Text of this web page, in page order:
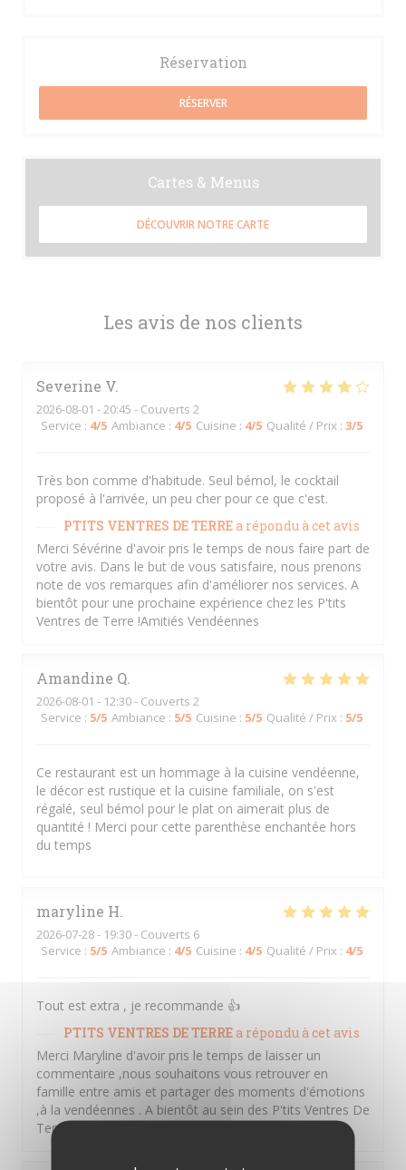
Les avis de nos clients
Severine V
2026-08-01 - 20:45 - Couverts 2
Service : 4/5 Ambiance : 4/5 Cuisine : 4/5 Qualité / Prix : 3/5
Très bon comme d'habitude. Seul bémol, le cocktail
proposé à l'arrivée, un peu cher pour ce que c'est.
PTITS VENTRES DE TERREa répondu à cet avis
Merci Sévérine d'avoir pris le temps de nous faire part de
votre avis. Dans le but de vous satisfaire, nous prenons
note de vos remarques afin d'améliorer nos services. A
bientôt pour une prochaine expérience chez les P'tits
Ventres de Terre !Amitiés Vendéennes
Amandine Q
2026-08-01 - 12:30 - Couverts 2
Service : 5/5 Ambiance : 5/5 Cuisine : 5/5 Qualité / Prix : 5/5
Ce restaurant est un hommage à la cuisine vendéenne,
le décor est rustique et la cuisine familiale, on s'est
régalé, seul bémol pour le plat on aimerait plus de
quantité ! Merci pour cette parenthèse enchantée hors
du temps
maryline H
2026-07-28- 19:30 - Couverts 6
Service : 5/5 Ambiance : 4/5 Cuisine : 4/5 Qualité / Prix : 4/5
Tout est extra , je recommande 👍
PTITS VENTRES DE TERREa répondu à cet avis
Merci Maryline d'avoir pris le temps de laisser un
commentaire ,nous souhaitons vous retrouver en
famille entre amis et partager des moments d'émotions
,à la vendéennes . A bientôt au sein des P'tits Ventres De
Terre. Amitiés Vendéennes
Réservation
RÉSERVER
Cartes & Menus
DÉCOUVRIR NOTRE CARTE